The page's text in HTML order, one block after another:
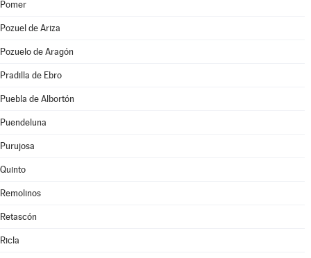
Pomer
Pozuel de Ariza
Pozuelo de Aragón
Pradilla de Ebro
Puebla de Albortón
Puendeluna
Purujosa
Quinto
Remolinos
Retascón
Ricla